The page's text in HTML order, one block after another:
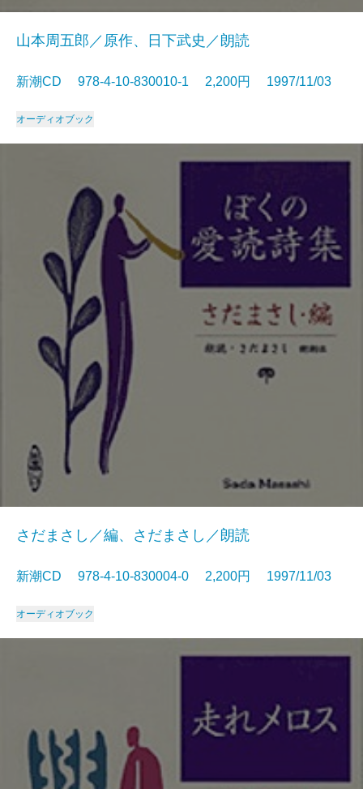
山本周五郎／原作、日下武史／朗読
新潮CD 978-4-10-830010-1 2,200円 1997/11/03
オーディオブック
さだまさし／編、さだまさし／朗読
新潮CD 978-4-10-830004-0 2,200円 1997/11/03
オーディオブック